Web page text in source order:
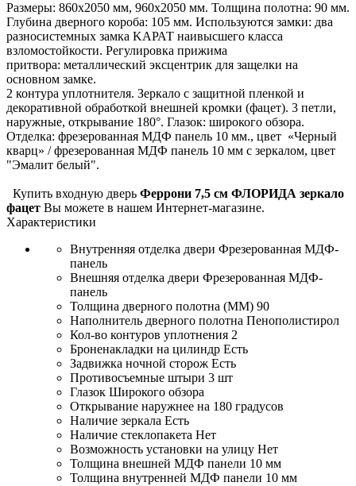
Размеры: 860х2050 мм, 960х2050 мм. Толщина полотна: 90 мм.
Глубина дверного короба: 105 мм. Используются замки: два
разносистемных замка KAРАТ наивысшего класса
взломостойкости. Регулировка прижима
притвора: металлический эксцентрик для защелки на
основном замке.
2 контура уплотнителя. Зеркало с защитной пленкой и
декоративной обработкой внешней кромки (фацет). 3 петли,
наружные, открывание 180°. Глазок: широкого обзора.
Отделка: фрезерованная МДФ панель 10 мм., цвет «Черный
кварц» / фрезерованная МДФ панель 10 мм с зеркалом, цвет
"Эмалит белый".
Купить входную дверь Феррони 7,5 см ФЛОРИДА зеркало
фацет Вы можете в нашем Интернет-магазине.
Характеристики
Внутренняя отделка двери Фрезерованная МДФ-
панель
Внешняя отделка двери Фрезерованная МДФ-
панель
Толщина дверного полотна (ММ) 90
Наполнитель дверного полотна Пенополистирол
Кол-во контуров уплотнения 2
Броненакладки на цилиндр Есть
Задвижка ночной сторож Есть
Противосъемные штыри 3 шт
Глазок Широкого обзора
Открывание наружнее на 180 градусов
Наличие зеркала Есть
Наличие стеклопакета Нет
Возможность установки на улицу Нет
Толщина внешней МДФ панели 10 мм
Толщина внутренней МДФ панели 10 мм